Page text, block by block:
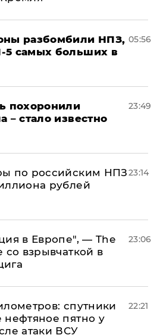
разбомбили НПЗ,
5 самых больших в
05:56
похоронили
– стало известно
23:49
по российским НПЗ
рублей
23:14
в Европе", — The
взрывчаткой в
23:06
спутники
нефтяное пятно у
атаки ВСУ
22:21